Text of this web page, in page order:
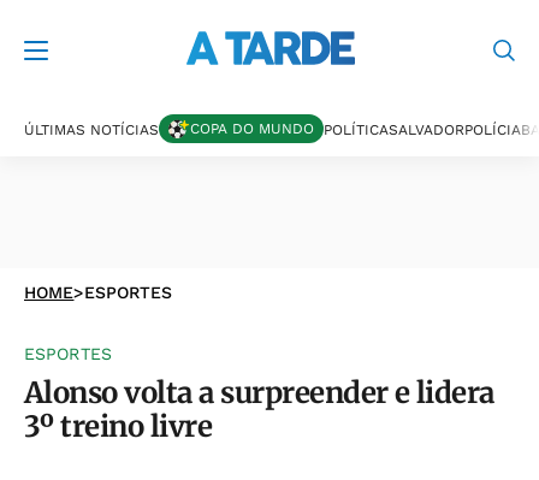
ÚLTIMAS NOTÍCIAS COPA DO MUNDO POLÍTICASALVADORPOLÍCIA
HOME>ESPORTES
ESPORTES
Alonso volta a surpreender e lidera
3º treino livre